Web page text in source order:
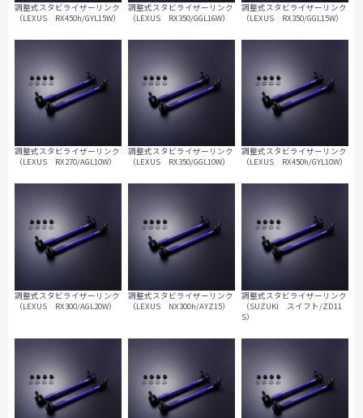
調整式スタビライザーリンク
（LEXUS RX450h/GYL15W）
調整式スタビライザーリンク
（LEXUS RX350/GGL16W）
調整式スタビライザーリンク
（LEXUS RX350/GGL15W）
調整式スタビライザーリンク
（LEXUS RX270/AGL10W）
調整式スタビライザーリンク
（LEXUS RX350/GGL10W）
調整式スタビライザーリンク
（LEXUS RX450h/GYL10W）
調整式スタビライザーリンク
（LEXUS RX300/AGL20W）
調整式スタビライザーリンク
（LEXUS NX300h/AYZ15）
調整式スタビライザーリンク
（SUZUKI スイフト/ZD11
S）